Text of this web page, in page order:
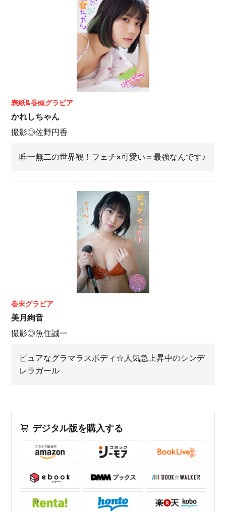
表紙&巻頭グラビア
かれしちゃん
撮影◎佐野円香
唯一無二の世界観！フェチ×可愛い＝最強なんです♪
巻末グラビア
美月絢音
撮影◎魚住誠一
ピュアなグラマラスボディ☆人気急上昇中のシンデ
レラガール
デジタル版を購入する